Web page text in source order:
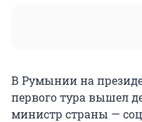
В Румынии на
первого тура вышел
министр страны —